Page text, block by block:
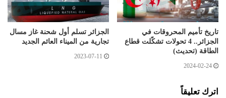
تاريخ تأميم المحروقات في
الجزائر.. 4 تحولات تشكّلت قطاع
الطاقة (تحديث)
2024-02-24
الجزائر تسلم أول شحنة غاز مسال
تجارية من الميناء العائم الجديد
2023-07-11
اترك تعليقاً